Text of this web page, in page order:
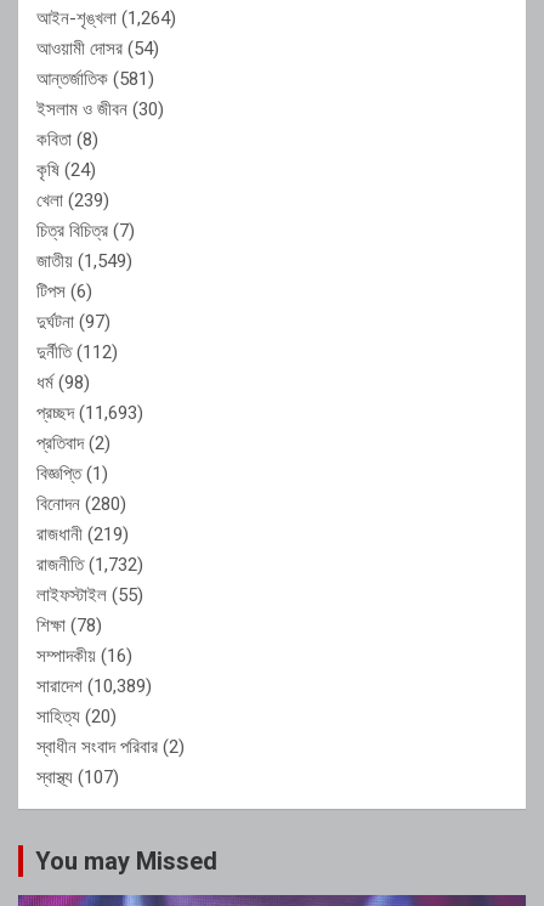
আইন-শৃঙ্খলা (1,264)
আওয়ামী দোসর (54)
আন্তর্জাতিক (581)
ইসলাম ও জীবন (30)
কবিতা (8)
কৃষি (24)
খেলা (239)
চিত্র বিচিত্র (7)
জাতীয় (1,549)
টিপস (6)
দুর্ঘটনা (97)
দুর্নীতি(112)
ধর্ম(98)
প্রচ্ছদ(11,693)
প্রতিবাদ(2)
বিজ্ঞপ্তি(1)
বিনোদন (280)
রাজধানী (219)
রাজনীতি(1,732)
লাইফস্টাইল (55)
শিক্ষা (78)
সম্পাদকীয় (16)
সারাদেশ (10,389)
সাহিত্য (20)
স্বাধীন সংবাদ পরিবার (2)
স্বাস্থ্য (107)
You may Missed